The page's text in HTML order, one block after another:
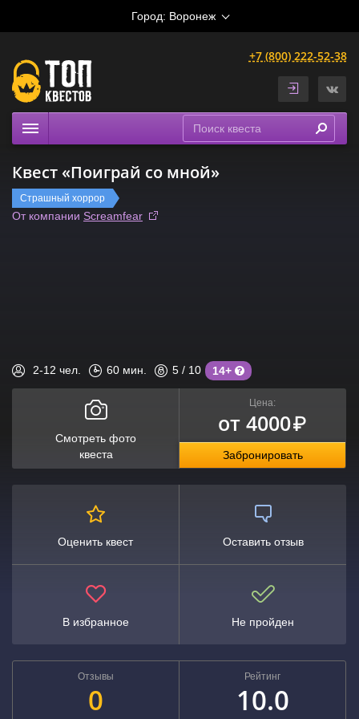
Город: Воронеж
+7 (800) 222-52-38
Расписание
Рейтинги
Квест «Поиграй со мной»
Страшный хоррор
От компании Screamfear
2-12 чел. 60 мин. 5 / 10 14+
Смотреть фото
квеста
Цена:
от 4000₽
Забронировать
Оценить квест Оставить отзыв
В избранное Не пройден
Отзывы
0
Рейтинг
10.0